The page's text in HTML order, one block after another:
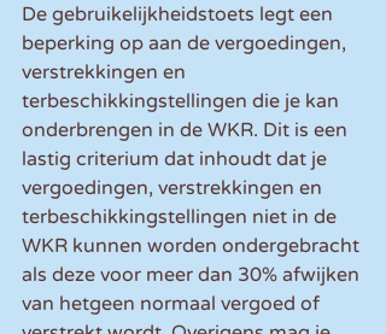
De gebruikelijkheidstoets legt een
beperking op aan de vergoedingen,
verstrekkingen en
terbeschikkingstellingen die je kan
onderbrengen in de WKR. Dit is een
lastig criterium dat inhoudt dat je
vergoedingen, verstrekkingen en
terbeschikkingstellingen niet in de
WKR kunnen worden ondergebracht
als deze voor meer dan 30% afwijken
van hetgeen normaal vergoed of